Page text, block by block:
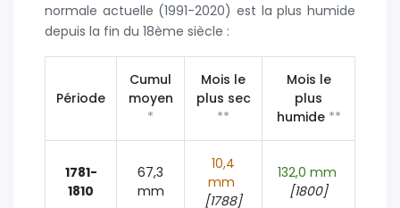
normale actuelle (1991-2020) est la plus humide
depuis la fin du 18ème siècle :
Période
Cumul
moyen
*
Mois le
plus sec
**
Mois le
plus
humide **
1781-
1810
67,3
mm
10,4
mm
[1788]
132,0 mm
[1800]